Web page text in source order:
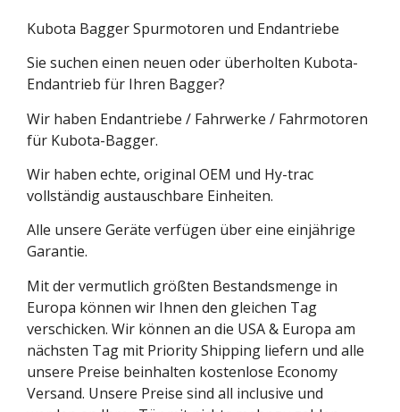
Kubota Bagger Spurmotoren und Endantriebe
Sie suchen einen neuen oder überholten Kubota-
Endantrieb für Ihren Bagger?
Wir haben Endantriebe / Fahrwerke / Fahrmotoren
für Kubota-Bagger.
Wir haben echte, original OEM und Hy-trac
vollständig austauschbare Einheiten.
Alle unsere Geräte verfügen über eine einjährige
Garantie.
Mit der vermutlich größten Bestandsmenge in
Europa können wir Ihnen den gleichen Tag
verschicken. Wir können an die USA & Europa am
nächsten Tag mit Priority Shipping liefern und alle
unsere Preise beinhalten kostenlose Economy
Versand. Unsere Preise sind all inclusive und